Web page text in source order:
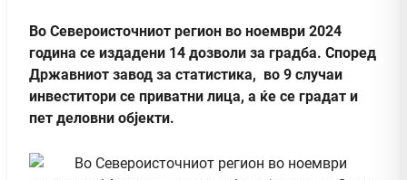
Во Североисточниот регион во ноември 2024
година се издадени 14 дозволи за градба. Според
Државниот завод за статистика, во 9 случаи
инвеститори се приватни лица, а ќе се градат и
пет деловни објекти.